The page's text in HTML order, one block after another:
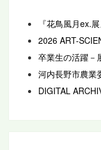
『花鳥風月ex.展
2026 ART-
卒業生の活躍－
河内長野市農業
DIGITAL